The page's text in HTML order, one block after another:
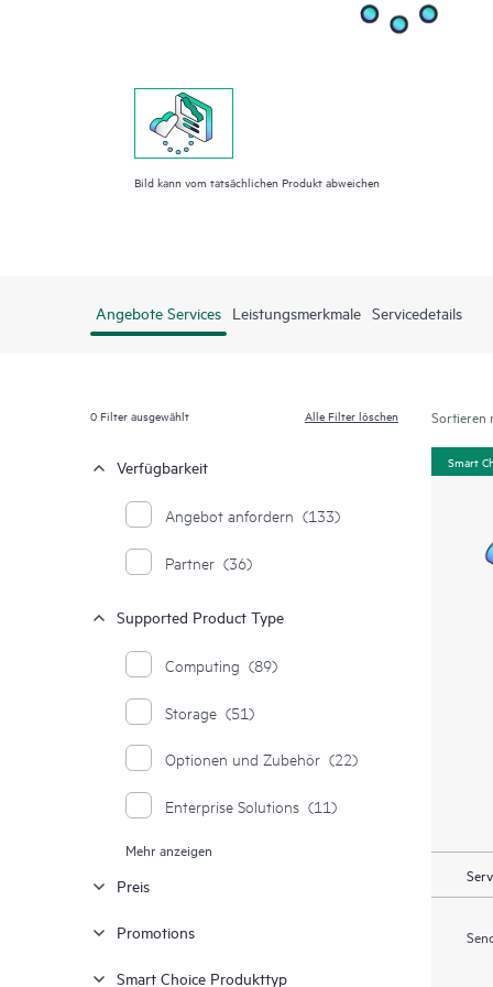
Bild kann vom tatsächlichen Produkt abweichen
Angebote Services Leistungsmerkmale Servicedetails
0Filter ausgewählt Alle Filter löschen
Verfügbarkeit
Angebot anfordern (133)
Partner (36)
Supported Product Type
Computing (89)
Storage (51)
Optionen und Zubehör (22)
Enterprise Solutions (11)
Moonshot Systeme
Mehr anzeigen
Preis
Promotions
Smart Choice Produkttyp
Sortieren
Smart